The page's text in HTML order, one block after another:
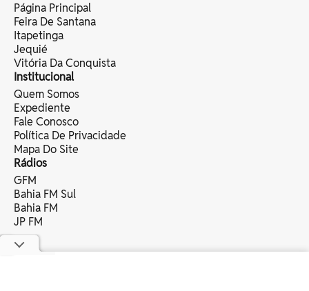
Página Principal
Feira De Santana
Itapetinga
Jequié
Vitória Da Conquista
Institucional
Quem Somos
Expediente
Fale Conosco
Política De Privacidade
Mapa Do Site
Rádios
GFM
Bahia FM Sul
Bahia FM
JP FM